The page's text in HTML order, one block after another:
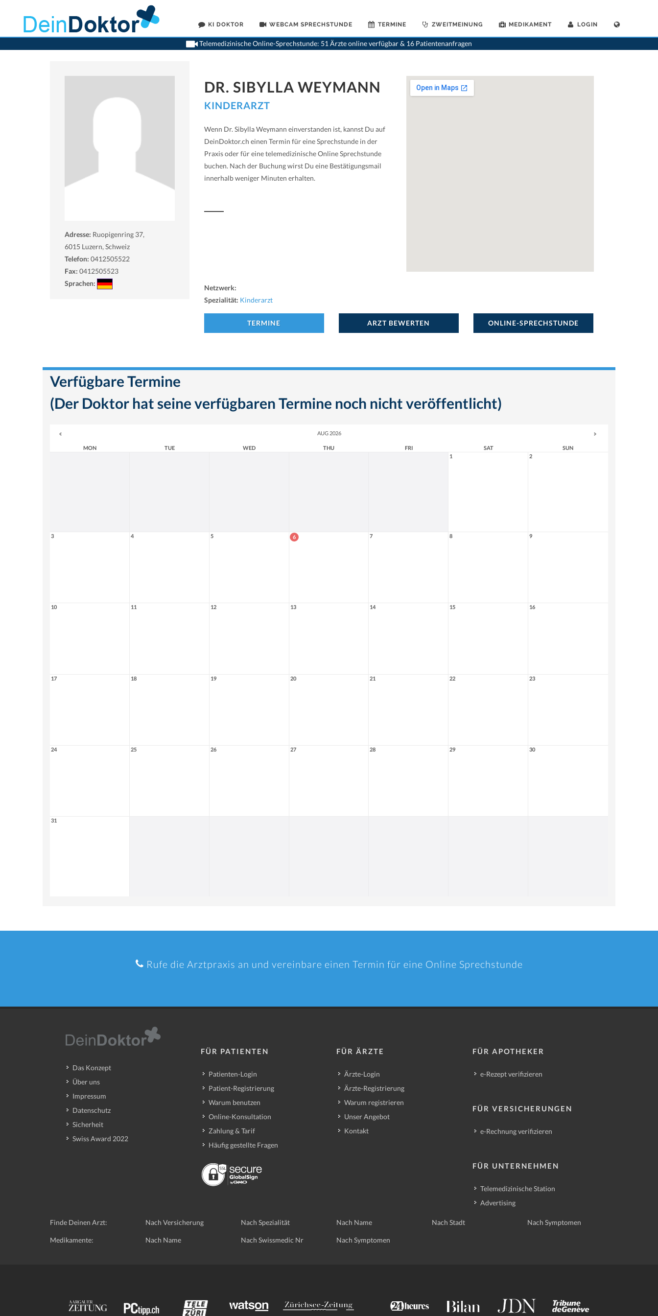
KI DOKTOR WEBCAM SPRECHSTUNDE TERMINE ZWEITMEINUNG MEDIKAMENT LOGIN
Telemedizinische Online-Sprechstunde: 51 Ärzte online verfügbar & 16 Patientenanfragen
>Kinderaerzte>Luzern>Dr. Sibylla Weymann>Termin mit Dr. Sibylla Weymann
Adresse: Ruopigenring 37,
6015 Luzern, Schweiz
Telefon: 0412505522
Fax: 0412505523
Sprachen:
DR. SIBYLLA WEYMANN
KINDERARZT
Wenn Dr. Sibylla Weymann einverstanden ist, kannst Du auf
DeinDoktor.ch einen Termin für eine Sprechstunde in der
Praxis oder für eine telemedizinische Online Sprechstunde
buchen. Nach der Buchung wirst Du eine Bestätigungsmail
innerhalb weniger Minuten erhalten.
Netzwerk:
Spezialität: Kinderarzt
TERMINE ARZT BEWERTEN ONLINE-SPRECHSTUNDE
Verfügbare Termine
(Der Doktor hat seine verfügbaren Termine noch nicht veröffentlicht)
AUG 2026
MON TUE WED THU FRI SAT
SUN
1
2
3 4 5 6 7 8 9
10 11 12 13 14 15 16
17 18 19 20 21 22 23
24 25 26 27 28 29 30
31
Rufe die Arztpraxis an und vereinbare einen Termin für eine Online Sprechstunde
Das Konzept
Über uns
Impressum
Datenschutz
Sicherheit
Swiss Award 2022
FÜR PATIENTEN
Patienten-Login
Patient-Registrierung
Warum benutzen
Online-Konsultation
Zahlung & Tarif
Häufig gestellte Fragen
FÜR ÄRZTE
Ärzte-Login
Ärzte-Registrierung
Warum registrieren
Unser Angebot
Kontakt
FÜR APOTHEKER
e-Rezept verifizieren
FÜR VERSICHERUNGEN
e-Rechnung verifizieren
FÜR UNTERNEHMEN
Telemedizinische Station
Advertising
Finde Deinen Arzt: Nach Versicherung Nach Spezialität Nach Name Nach Stadt Nach Symptomen
Medikamente: Nach Name Nach Swissmedic Nr Nach Symptomen